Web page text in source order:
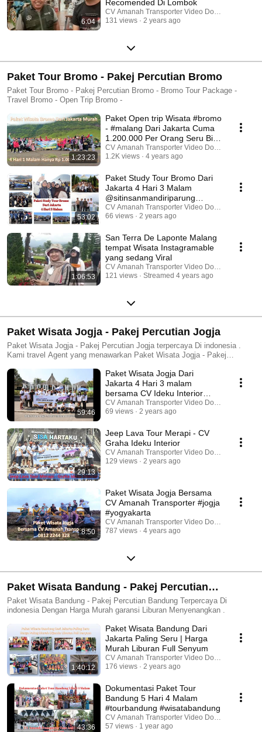
6:04
Recomended Di Lombok
CV Amanah Transporter Video Dokumentasi
131 views
2 years ago
Paket Tour Bromo - Pakej Percutian Bromo
Paket Tour Bromo - Pakej Percutian Bromo - Bromo Tour Package -
Travel Bromo - Open Trip Bromo -
1:23:23
Paket Open trip Wisata #bromo
- #malang Dari Jakarta Cuma
1.200.000 Per Orang Seru Bisa
Cari Jodoh
CV Amanah Transporter Video Dokumentasi
1.2K views
4 years ago
53:02
Paket Study Tour Bromo Dari
Jakarta 4 Hari 3 Malam
@sitinsanmandiriparung
#indonesiatourism
CV Amanah Transporter Video Dokumentasi
66 views
2 years ago
1:06:53
San Terra De Laponte Malang
tempat Wisata Instagramable
yang sedang Viral
CV Amanah Transporter Video Dokumentasi
121 views
Streamed 4 years ago
Paket Wisata Jogja - Pakej Percutian Jogja
Paket Wisata Jogja - Pakej Percutian Jogja terpercaya Di indonesia .
Kami travel Agent yang menawarkan Paket Wisata Jogja - Pakej
59:46
Paket Wisata Jogja Dari
Jakarta 4 Hari 3 malam
bersama CV Ideku Interior
#yogyakarta
CV Amanah Transporter Video Dokumentasi
69 views
2 years ago
29:13
Jeep Lava Tour Merapi - CV
Graha Ideku Interior
CV Amanah Transporter Video Dokumentasi
129 views
2 years ago
8:50
Paket Wisata Jogja Bersama
CV Amanah Transporter #jogja
#yogyakarta
CV Amanah Transporter Video Dokumentasi
787 views
4 years ago
Paket Wisata Bandung - Pakej Percutian
Bandung
Paket Wisata Bandung - Pakej Percutian Bandung Terpercaya Di
indonesia Dengan Harga Murah garansi Liburan Menyenangkan .
1:40:12
Paket Wisata Bandung Dari
Jakarta Paling Seru | Harga
Murah Liburan Full Senyum
CV Amanah Transporter Video Dokumentasi
176 views
2 years ago
43:36
Dokumentasi Paket Tour
Bandung 5 Hari 4 Malam
#tourbandung #wisatabandung
CV Amanah Transporter Video Dokumentasi
57 views
1 year ago